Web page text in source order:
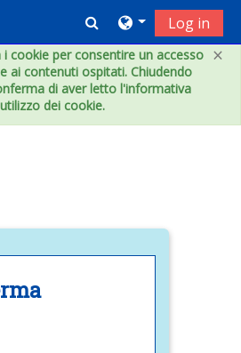
×
cookie per consentire un accesso
ai contenuti ospitati. Chiudendo
di aver letto l'informativa
dei cookie.
Toggle search
Log in